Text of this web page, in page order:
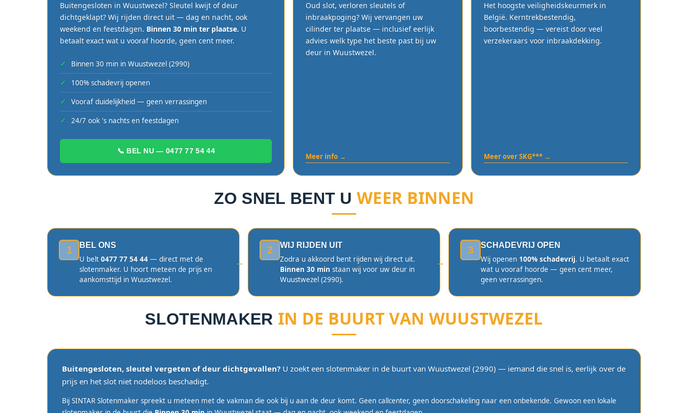
Buitengesloten in Wuustwezel? Sleutel kwijt of deur
dichtgeklapt? Wij rijden direct uit — dag en nacht, ook
weekend en feestdagen. Binnen 30 min ter plaatse. U
betaalt exact wat u vooraf hoorde, geen cent meer.
Binnen 30 min in Wuustwezel (2990)
100% schadevrij openen
Vooraf duidelijkheid — geen verrassingen
24/7 ook 's nachts en feestdagen
📞 BEL NU — 0477 77 54 44
Oud slot, verloren sleutels of
inbraakpoging? Wij vervangen uw
cilinder ter plaatse — inclusief eerlijk
advies welk type het beste past bij uw
deur in Wuustwezel.
Meer info →
Het hoogste veiligheidskeurmerk in
België. Kerntrekbestendig,
boorbestendig — vereist door veel
verzekeraars voor inbraakdekking.
Meer over SKG*** →
ZO SNEL BENT UWEER BINNEN
1 BEL ONS
U belt 0477 77 54 44 — direct met de
slotenmaker. U hoort meteen de prijs en
aankomsttijd in Wuustwezel.
2 WIJ RIJDEN UIT
Zodra u akkoord bent rijden wij direct uit.
Binnen 30 min staan wij voor uw deur in
Wuustwezel (2990).
3 SCHADEVRIJ OPEN
Wij openen 100% schadevrij. U betaalt exact
wat u vooraf hoorde — geen cent meer,
geen verrassingen.
SLOTENMAKER IN DE BUURT VAN WUUSTWEZEL
Buitengesloten, sleutel vergeten of deur dichtgevallen? U zoekt een slotenmaker in de buurt van Wuustwezel (2990) — iemand die snel is, eerlijk over de
prijs en het slot niet nodeloos beschadigt.
Bij SINTAR Slotenmaker spreekt u meteen met de vakman die ook bij u aan de deur komt. Geen callcenter, geen doorschakeling naar een onbekende. Gewoon een lokale